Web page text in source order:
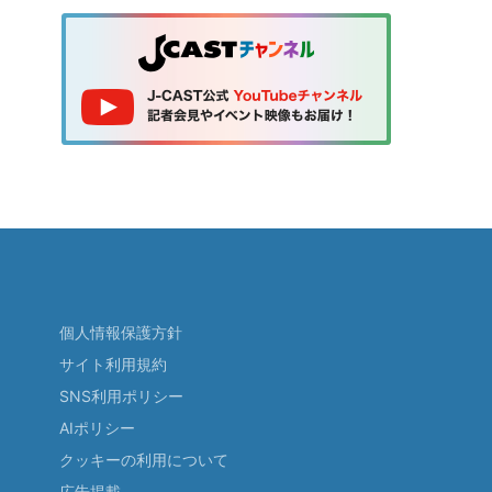
個人情報保護方針
サイト利用規約
SNS利用ポリシー
AIポリシー
クッキーの利用について